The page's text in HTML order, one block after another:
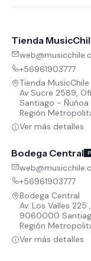
Tienda
+56961903777
Tienda MusicChile
Av Sucre 2589,
Santiago - Ñuñoa
Región
Ver más detalles
Bodega Central
+56961903777
Bodega Central
Av. Los Valles
9060000
Región
Ver más detalles